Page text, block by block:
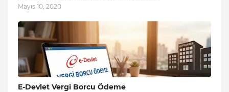
Mayıs 10, 2020
E-Devlet Vergi Borcu Ödeme